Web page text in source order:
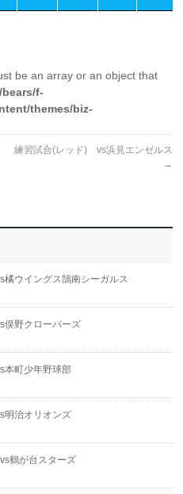
be an array or an object that
f-
themes/biz-
練習試合(レッド) vs浜見エンゼルス
→
ウイングス鵠南シーガルス
野クローバーズ
町少年野球部
治オリオンズ
鶴が台スターズ